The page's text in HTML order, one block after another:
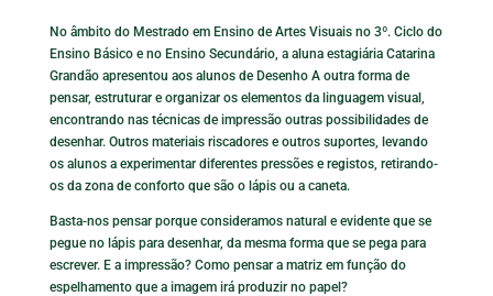
No âmbito do Mestrado em Ensino de Artes Visuais no 3º. Ciclo do
Ensino Básico e no Ensino Secundário, a aluna estagiária Catarina
Grandão apresentou aos alunos de Desenho A outra forma de
pensar, estruturar e organizar os elementos da linguagem visual,
encontrando nas técnicas de impressão outras possibilidades de
desenhar. Outros materiais riscadores e outros suportes, levando
os alunos a experimentar diferentes pressões e registos, retirando-
os da zona de conforto que são o lápis ou a caneta.
Basta-nos pensar porque consideramos natural e evidente que se
pegue no lápis para desenhar, da mesma forma que se pega para
escrever. E a impressão? Como pensar a matriz em função do
espelhamento que a imagem irá produzir no papel?